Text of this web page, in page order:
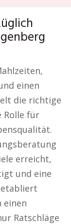
einen
die richtige
Rolle für
erreicht,
und eine
etabliert
einen
Ratschläge